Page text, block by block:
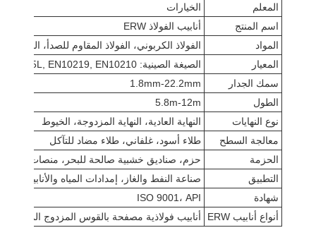
المعلم
الخيارات
اسم المنتج
أنابيب الفولاذ ERW
المواد
الفولاذ الكربوني، الفولاذ المقاوم للصدأ، الفولاذ
المعيار
الصيغة الصينية: ASTM A53, ASTM A500, API 5L, EN10219, EN10210
سمك الجدار
1.8mm-22.2mm
الطول
5.8m-12m
نوع النهايات
النهاية العادية، النهاية المزدوجة، الخيوط
معالجة السطح
طلاء أسود، غلفاني، طلاء مضاد للتآكل
الحزمة
حزم، صناديق خشبية صالحة للبحر، منصات خشبية
التطبيق
صناعة النفط والغاز، إمدادات المياه والأنابيب،
شهادة
ISO 9001، API
أنواع أنابيب ERW
أنابيب فولاذية مصفحة بالقوس المزدوج المغمورة،